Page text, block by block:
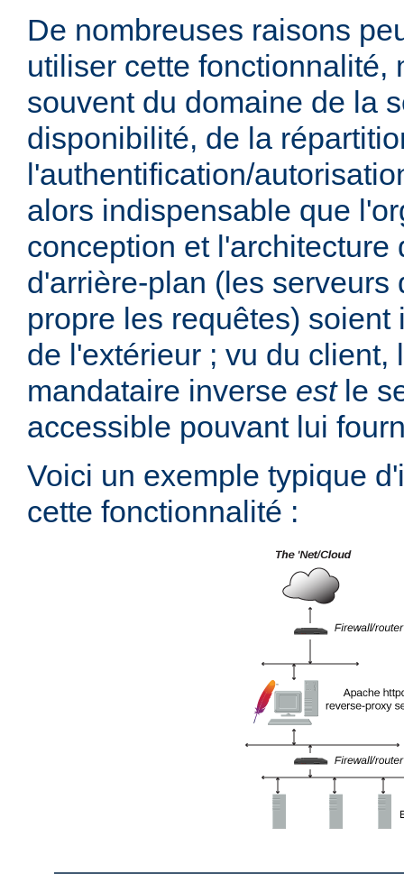
De nombreuses raisons
utiliser cette fonctionnalité,
souvent du domaine de la
disponibilité, de la
l'authentification/
alors indispensable que
conception et l'architecture
d'arrière-plan (les serveurs
propre les requêtes)
de l'extérieur ; vu du client,
mandataire inverse estle
accessible pouvant lui
Voici un exemple typique
cette fonctionnalité :